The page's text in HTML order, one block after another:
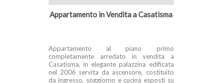
Appartamento in Vendita a Casatisma
Appartamento al piano primo
completamente arredato in vendita a
Casatisma, in elegante palazzina edificata
nel 2006 servita da ascensore, costituito
da ingresso, soggiorno e cucina esposti su